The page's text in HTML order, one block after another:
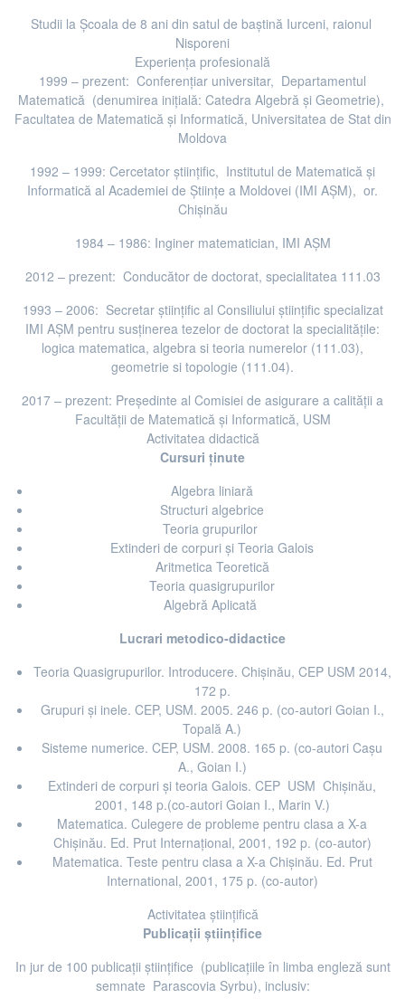
Studii la Școala de 8 ani din satul de baştină Iurceni, raionul
Nisporeni
Experiența profesională
1999 – prezent: Conferenţiar universitar, Departamentul
Matematică (denumirea iniţială: Catedra Algebră şi Geometrie),
Facultatea de Matematică şi Informatică, Universitatea de Stat din
Moldova
1992 – 1999: Cercetator științific, Institutul de Matematică şi
Informatică al Academiei de Ştiinţe a Moldovei (IMI AȘM), or.
Chişinău
1984 – 1986: Inginer matematician, IMI AȘM
2012 – prezent: Conducător de doctorat, specialitatea 111.03
1993 – 2006: Secretar ştiinţific al Consiliului ştiinţific specializat
IMI AȘM pentru susţinerea tezelor de doctorat la specialităţile:
logica matematica, algebra si teoria numerelor (111.03),
geometrie si topologie (111.04).
2017 – prezent: Preşedinte al Comisiei de asigurare a calității a
Facultății de Matematică și Informatică, USM
Activitatea didactică
Cursuri ținute
Algebra liniară
Structuri algebrice
Teoria grupurilor
Extinderi de corpuri și Teoria Galois
Aritmetica Teoretică
Teoria quasigrupurilor
Algebră Aplicată
Lucrari metodico-didactice
Teoria Quasigrupurilor. Introducere. Chişinău, CEP USM 2014,
172 p.
Grupuri şi inele. CEP, USM. 2005. 246 p. (co-autori Goian I.,
Topală A.)
Sisteme numerice. CEP, USM. 2008. 165 p. (co-autori Caşu
A., Goian I.)
Extinderi de corpuri şi teoria Galois. CEP USM Chişinău,
2001, 148 p.(co-autori Goian I., Marin V.)
Matematica. Culegere de probleme pentru clasa a X-a
Chişinău. Ed. Prut Internaţional, 2001, 192 p. (co-autor)
Matematica. Teste pentru clasa a X-a Chişinău. Ed. Prut
International, 2001, 175 p. (co-autor)
Activitatea științifică
Publicații științifice
In jur de 100 publicații științifice (publicaţiile în limba engleză sunt
semnate Parascovia Syrbu), inclusiv: